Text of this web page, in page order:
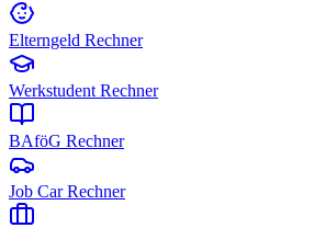
Elterngeld Rechner
Werkstudent Rechner
BAföG Rechner
Job Car Rechner